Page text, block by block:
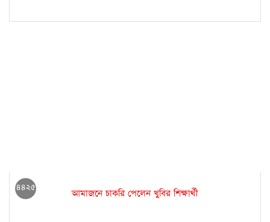
৪৪২৫ আমাজনে চাকরি পেলেন খুবির শিক্ষার্থী